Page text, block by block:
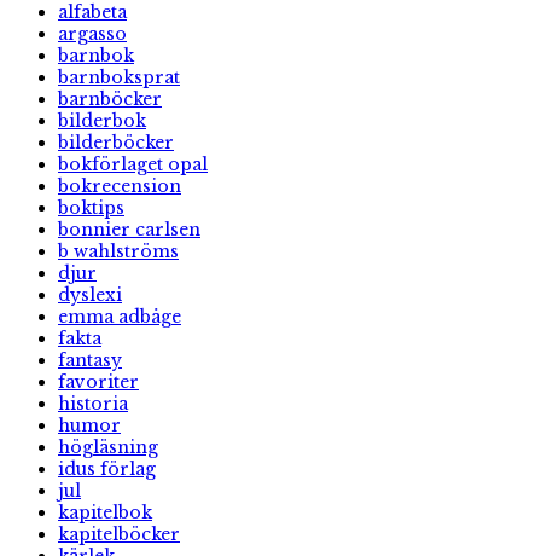
alfabeta
argasso
barnbok
barnboksprat
barnböcker
bilderbok
bilderböcker
bokförlaget opal
bokrecension
boktips
bonnier carlsen
b wahlströms
djur
dyslexi
emma adbåge
fakta
fantasy
favoriter
historia
humor
högläsning
idus förlag
jul
kapitelbok
kapitelböcker